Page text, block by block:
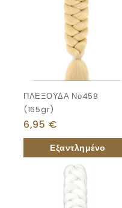
ΠΛΕΞΟΥΔΑ Νο458
(165gr)
6,95 €